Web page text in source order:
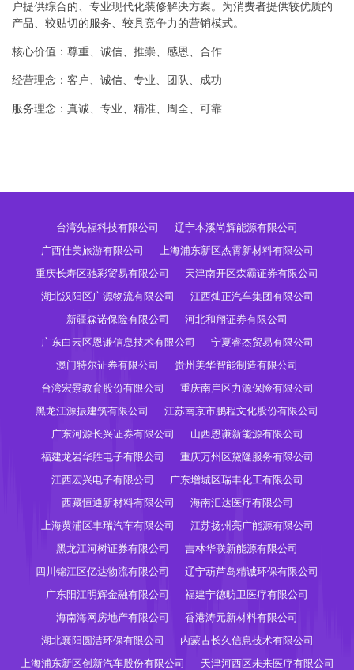
户提供综合的、专业现代化装修解决方案。为消费者提供较优质的
产品、较贴切的服务、较具竞争力的营销模式。
核心价值：尊重、诚信、推崇、感恩、合作
经营理念：客户、诚信、专业、团队、成功
服务理念：真诚、专业、精准、周全、可靠
台湾先福科技有限公司
辽宁本溪尚辉能源有限公司
广西佳美旅游有限公司
上海浦东新区杰霄新材料有限公司
重庆长寿区驰彩贸易有限公司
天津南开区森霸证券有限公司
湖北汉阳区广源物流有限公司
江西灿正汽车集团有限公司
新疆森诺保险有限公司
河北和翔证券有限公司
广东白云区恩谦信息技术有限公司
宁夏睿杰贸易有限公司
澳门特尔证券有限公司
贵州美华智能制造有限公司
台湾宏景教育股份有限公司
重庆南岸区力源保险有限公司
黑龙江源振建筑有限公司
江苏南京市鹏程文化股份有限公司
广东河源长兴证券有限公司
山西恩谦新能源有限公司
福建龙岩华胜电子有限公司
重庆万州区黛隆服务有限公司
江西宏兴电子有限公司
广东增城区瑞丰化工有限公司
西藏恒通新材料有限公司
海南汇达医疗有限公司
上海黄浦区丰瑞汽车有限公司
江苏扬州亮广能源有限公司
黑龙江河树证券有限公司
吉林华联新能源有限公司
四川锦江区亿达物流有限公司
辽宁葫芦岛精诚环保有限公司
广东阳江明辉金融有限公司
福建宁德昉卫医疗有限公司
海南海网房地产有限公司
香港涛元新材料有限公司
湖北襄阳圆洁环保有限公司
内蒙古长久信息技术有限公司
上海浦东新区创新汽车股份有限公司
天津河西区未来医疗有限公司